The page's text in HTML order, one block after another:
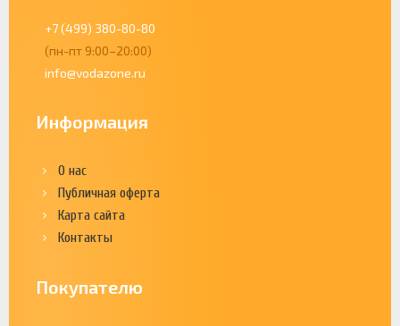
+7 (499) 380-80-80
(пн-пт 9:00–20:00)
info@vodazone.ru
Информация
О нас
Публичная оферта
Карта сайта
Контакты
Покупателю